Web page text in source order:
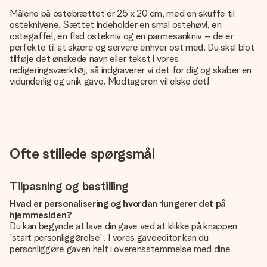
Målene på ostebrættet er 25 x 20 cm, med en skuffe til
osteknivene. Sættet indeholder en smal ostehøvl, en
ostegaffel, en flad ostekniv og en parmesankniv – de er
perfekte til at skære og servere enhver ost med. Du skal blot
tilføje det ønskede navn eller tekst i vores
redigeringsværktøj, så indgraverer vi det for dig og skaber en
vidunderlig og unik gave. Modtageren vil elske det!
Ofte stillede spørgsmål
Tilpasning og bestilling
Hvad er personalisering og hvordan fungerer det på
hjemmesiden?
Du kan begynde at lave din gave ved at klikke på knappen
'start personliggørelse' . I vores gaveeditor kan du
personliggøre gaven helt i overensstemmelse med dine